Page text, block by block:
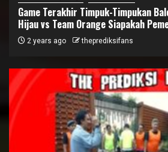
Game Terakhir Timpuk-Timpukan
Hijau vs Team Orange Siapakah
2 years ago theprediksifans